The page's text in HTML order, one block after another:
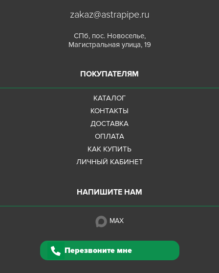
zakaz@astrapipe.ru
СПб, пос. Новоселье,
Магистральная улица, 19
ПОКУПАТЕЛЯМ
КАТАЛОГ
КОНТАКТЫ
ДОСТАВКА
ОПЛАТА
КАК КУПИТЬ
ЛИЧНЫЙ КАБИНЕТ
НАПИШИТЕ НАМ
MAX
Перезвоните мне